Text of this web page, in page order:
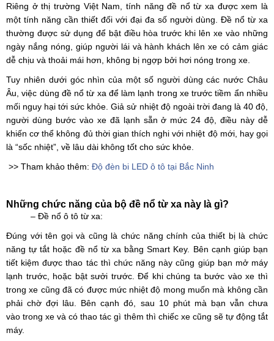
Riêng ở thị trường Việt Nam, tính năng đề nổ từ xa được xem là
một tính năng cần thiết đối với đại đa số người dùng. Đề nổ từ xa
thường được sử dụng để bật điều hòa trước khi lên xe vào những
ngày nắng nóng, giúp người lái và hành khách lên xe có cảm giác
dễ chịu và thoải mái hơn, không bị ngợp bởi hơi nóng trong xe.
Tuy nhiên dưới góc nhìn của một số người dùng các nước Châu
Âu, việc dùng đề nổ từ xa để làm lạnh trong xe trước tiềm ẩn nhiều
mối nguy hại tới sức khỏe. Giả sử nhiệt độ ngoài trời đang là 40 độ,
người dùng bước vào xe đã lạnh sẵn ở mức 24 độ, điều này dễ
khiến cơ thể không đủ thời gian thích nghi với nhiệt độ mới, hay gọi
là “sốc nhiệt”, về lâu dài không tốt cho sức khỏe.
>> Tham khảo thêm: Độ đèn bi LED ô tô tại Bắc Ninh
Những chức năng của bộ đề nổ từ xa này là gì?
– Đề nổ ô tô từ xa:
Đúng với tên gọi và cũng là chức năng chính của thiết bị là chức
năng tự tắt hoặc đề nổ từ xa bằng Smart Key. Bên cạnh giúp bạn
tiết kiệm được thao tác thì chức năng này cũng giúp bạn mở máy
lạnh trước, hoặc bật sưởi trước. Để khi chúng ta bước vào xe thì
trong xe cũng đã có được mức nhiệt độ mong muốn mà không cần
phải chờ đợi lâu. Bên cạnh đó, sau 10 phút mà bạn vẫn chưa
vàotrong xe và có thao tác gì thêm thì chiếc xe cũng sẽ tự động tắt
máy.